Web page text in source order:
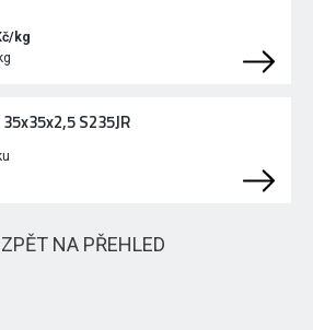
kg
S235JR
ZPĚT NA PŘEHLED